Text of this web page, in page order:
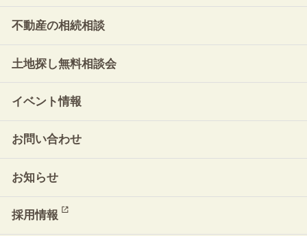
不動産の相続相談
土地探し無料相談会
イベント情報
お問い合わせ
お知らせ
採用情報